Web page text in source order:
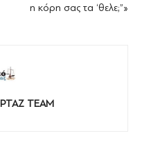
η κόρη σας τα ‘θελε;”»
TEAM